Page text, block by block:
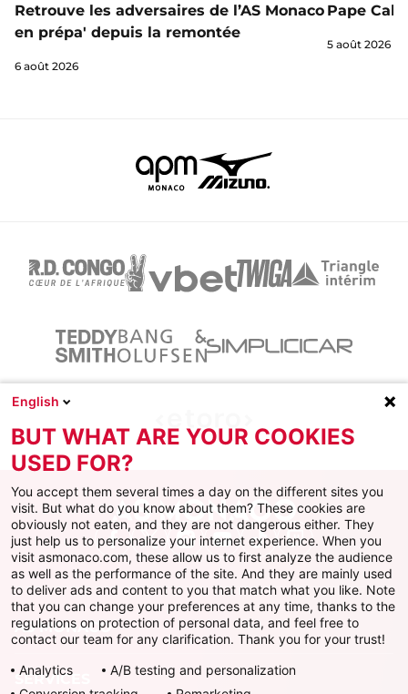
Retrouve les adversaires de l’AS Monaco
en prépa' depuis la remontée
6 août 2026
Pape
5 août 2026
Facebook
X Instagram
YoutubeTikTokTwitch
AS MONACO
SERVICES
English
BUT WHAT ARE YOUR COOKIES
USED FOR?
You accept them several times a day on the different sites you
visit. But what do you know about them? These cookies are
obviously not eaten, and they are not dangerous either. They
just help us to personalize your internet experience. When you
visit asmonaco.com, these allow us to first analyze the audience
as well as the performance of the site. And they are mainly used
to deliver ads and content to you that match what you like. Note
that you can change your preferences at any time, thanks to the
regulations on protection of personal data, and feel free to
contact our team for any clarification. Thank you for your trust!
Analytics
A/B testing and personalization